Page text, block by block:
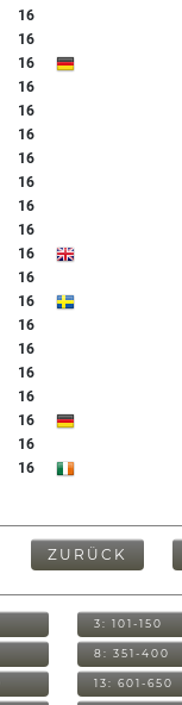
16
16
16
16
16
16
16
16
16
16
16
16
16
16
16
16
16
16
16
16
ZURÜCK
3: 101-150
8: 351-400
13: 601-650